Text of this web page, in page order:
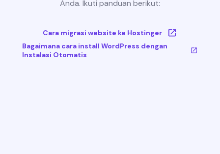
Anda. Ikuti panduan berikut:
Cara migrasi website ke Hostinger
Bagaimana cara install WordPress dengan
Instalasi Otomatis